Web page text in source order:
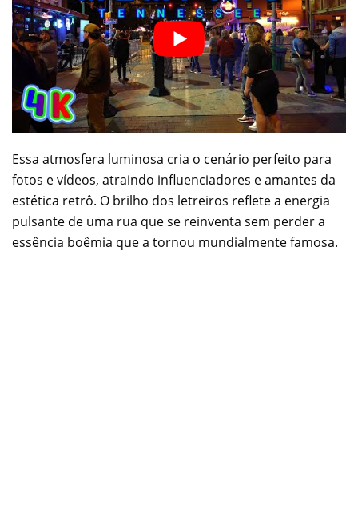
Essa atmosfera luminosa cria o cenário perfeito para
fotos e vídeos, atraindo influenciadores e amantes da
estética retrô. O brilho dos letreiros reflete a energia
pulsante de uma rua que se reinventa sem perder a
essência boêmia que a tornou mundialmente famosa.